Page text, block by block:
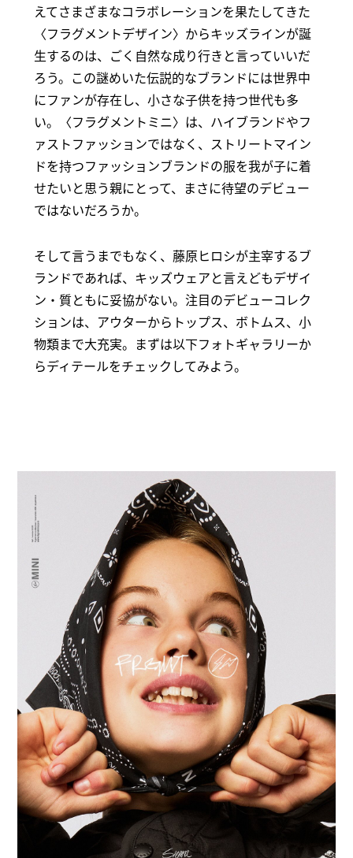
えてさまざまなコラボレーションを果たしてきた
〈フラグメントデザイン〉からキッズラインが誕
生するのは、ごく自然な成り行きと言っていいだ
ろう。この謎めいた伝説的なブランドには世界中
にファンが存在し、小さな子供を持つ世代も多
い。〈フラグメントミニ〉は、ハイブランドやフ
ァストファッションではなく、ストリートマイン
ドを持つファッションブランドの服を我が子に着
せたいと思う親にとって、まさに待望のデビュー
ではないだろうか。
そして言うまでもなく、藤原ヒロシが主宰するブ
ランドであれば、キッズウェアと言えどもデザイ
ン・質ともに妥協がない。注目のデビューコレク
ションは、アウターからトップス、ボトムス、小
物類まで大充実。まずは以下フォトギャラリーか
らディテールをチェックしてみよう。